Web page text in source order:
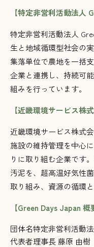
【特定非営利活動法人
特定非営利活動法人
生と地域循環型社会の
集落単位で農地を一括
企業と連携し、持続可
組みを行っています。
【近畿環境サービス株
近畿環境サービス株式
施設の維持管理を中心
りに取り組む企業です
汚泥を、超高温好気性
取り組み、資源の循環
【Green Days Japan 概
団体名特定非営利活動
代表者理事長 藤原 由樹